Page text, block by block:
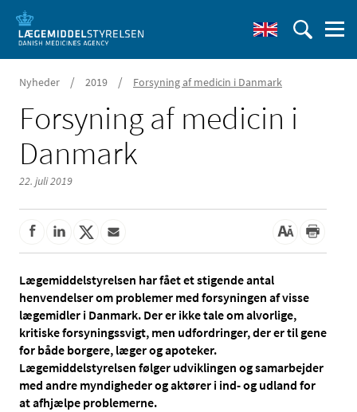
Nyheder / 2019 / Forsyning af medicin i Danmark
Forsyning af medicin i
Danmark
22. juli 2019
Lægemiddelstyrelsen har fået et stigende antal
henvendelser om problemer med forsyningen af visse
lægemidler i Danmark. Der er ikke tale om alvorlige,
kritiske forsyningssvigt, men udfordringer, der er til gene
for både borgere, læger og apoteker.
Lægemiddelstyrelsen følger udviklingen og samarbejder
med andre myndigheder og aktører i ind- og udland for
at afhjælpe problemerne.